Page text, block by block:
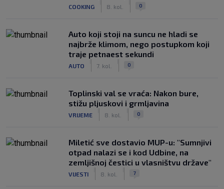
COOKING 8. kol. 0
Auto koji stoji na suncu ne hladi se
najbrže klimom, nego postupkom koji
traje petnaest sekundi
AUTO 7. kol. 0
Toplinski val se vraća: Nakon bure,
stižu pljuskovi i grmljavina
VRIJEME 8. kol. 0
Miletić sve dostavio MUP-u: "Sumnjivi
otpad nalazi se i kod Udbine, na
zemljišnoj čestici u vlasništvu države"
VIJESTI 8. kol. 7